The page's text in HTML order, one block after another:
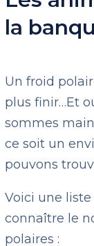
la
Un froid
plus finir…Et
sommes
ce soit un
pouvons
Voici une
connaître le
polaires :